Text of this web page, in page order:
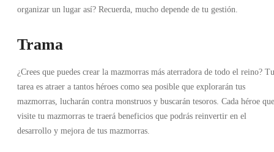
organizar un lugar así? Recuerda, mucho depende de tu gestión.
Trama
¿Crees que puedes crear la mazmorras más aterradora de todo el reino? Tu
tarea es atraer a tantos héroes como sea posible que explorarán tus
mazmorras, lucharán contra monstruos y buscarán tesoros. Cada héroe que
visite tu mazmorras te traerá beneficios que podrás reinvertir en el
desarrollo y mejora de tus mazmorras.